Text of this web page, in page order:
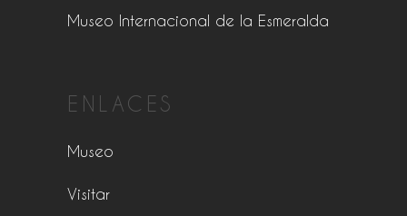
Museo Internacional de la Esmeralda
ENLACES
Museo
Visitar